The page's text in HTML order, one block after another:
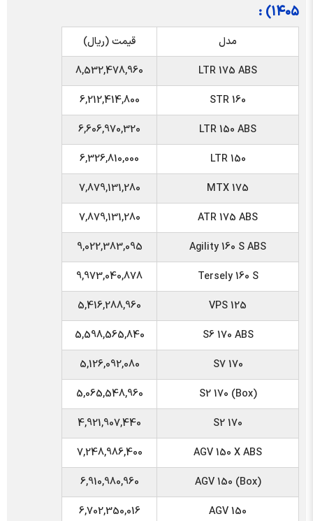
۱۴۰۵) :
مدل
قیمت (ریال)
LTR 175 ABS
8,532,478,960
STR 160
6,212,414,800
LTR 150 ABS
6,606,970,320
LTR 150
6,326,810,000
MTX 175
7,879,131,280
ATR 175 ABS
7,879,131,280
Agility 160 S ABS
9,022,383,095
Tersely 160 S
9,973,040,878
VPS 125
5,416,288,960
S6 170 ABS
5,598,565,840
S7 170
5,126,092,080
S2 170 (Box)
5,065,548,960
S2 170
4,921,907,440
AGV 150 X ABS
7,248,986,400
AGV 150 (Box)
6,910,980,960
AGV 150
6,702,350,016